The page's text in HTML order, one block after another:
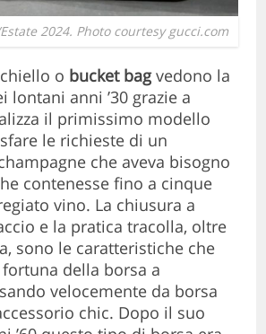
2024. Photo courtesy gucci.com
o bucket bagvedono la
lontani anni ’30 grazie a
il primissimo modello
le richieste di un
che aveva bisogno
contenesse fino a cinque
vino. La chiusura a
e la pratica tracolla, oltre
sono le caratteristiche che
della borsa a
velocemente da borsa
chic. Dopo il suo